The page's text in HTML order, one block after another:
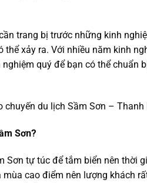
trang bị trước những kinh
xảy ra. Với nhiều năm kinh
quý để bạn có thể chuẩn
du lịch Sầm Sơn – Thanh
Sơn?
Sơn tự túc để tắm biển nên thời
cao điểm nên lượng khách